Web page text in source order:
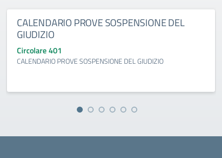
CALENDARIO PROVE SOSPENSIONE DEL
GIUDIZIO
Circolare 401
CALENDARIO PROVE SOSPENSIONE DEL GIUDIZIO